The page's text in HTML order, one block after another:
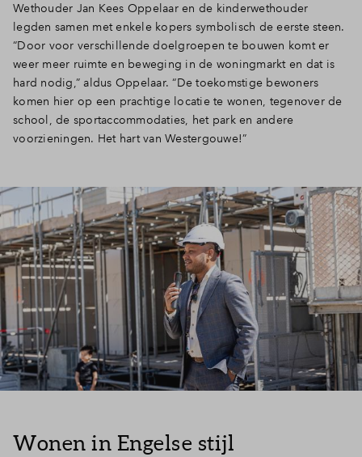
Wethouder Jan Kees Oppelaar en de kinderwethouder
legden samen met enkele kopers symbolisch de eerste steen.
“Door voor verschillende doelgroepen te bouwen komt er
weer meer ruimte en beweging in de woningmarkt en dat is
hard nodig,” aldus Oppelaar. “De toekomstige bewoners
komen hier op een prachtige locatie te wonen, tegenover de
school, de sportaccommodaties, het park en andere
voorzieningen. Het hart van Westergouwe!”
Wonen in Engelse stijl